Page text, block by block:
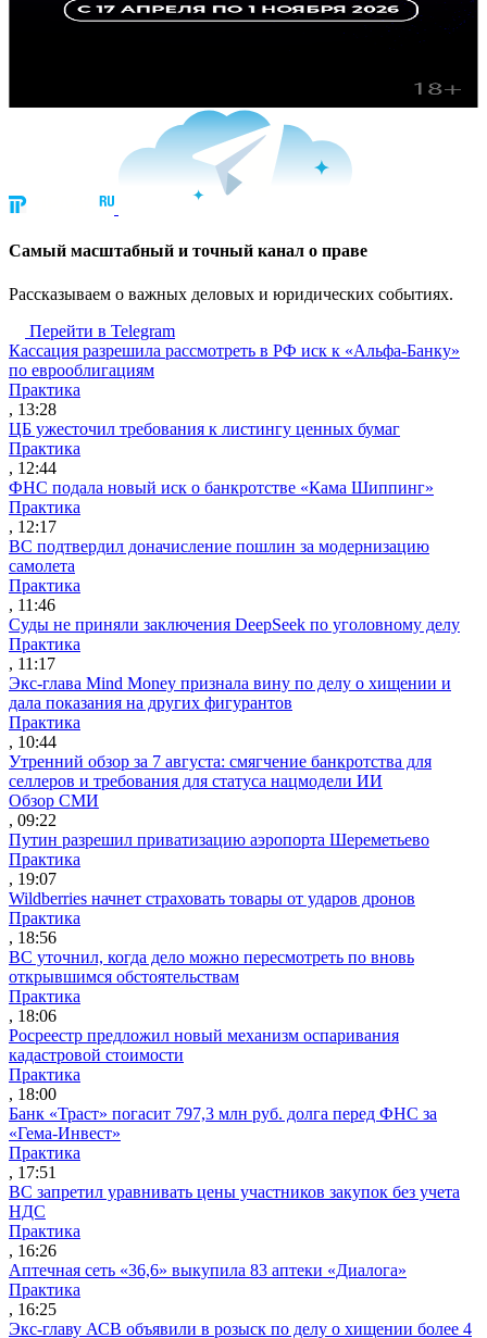
Cамый масштабный и точный канал о праве
Рассказываем о важных деловых и юридических событиях.
Перейти в Telegram
Кассация разрешила рассмотреть в РФ иск к «Альфа-Банку»
по еврооблигациям
Практика
, 13:28
ЦБ ужесточил требования к листингу ценных бумаг
Практика
, 12:44
ФНС подала новый иск о банкротстве «Кама Шиппинг»
Практика
, 12:17
ВС подтвердил доначисление пошлин за модернизацию
самолета
Практика
, 11:46
Суды не приняли заключения DeepSeek по уголовному делу
Практика
, 11:17
Экс-глава Mind Money признала вину по делу о хищении и
дала показания на других фигурантов
Практика
, 10:44
Утренний обзор за 7 августа: смягчение банкротства для
селлеров и требования для статуса нацмодели ИИ
Обзор СМИ
, 09:22
Путин разрешил приватизацию аэропорта Шереметьево
Практика
, 19:07
Wildberries начнет страховать товары от ударов дронов
Практика
, 18:56
ВС уточнил, когда дело можно пересмотреть по вновь
открывшимся обстоятельствам
Практика
, 18:06
Росреестр предложил новый механизм оспаривания
кадастровой стоимости
Практика
, 18:00
Банк «Траст» погасит 797,3 млн руб. долга перед ФНС за
«Гема-Инвест»
Практика
, 17:51
ВС запретил уравнивать цены участников закупок без учета
НДС
Практика
, 16:26
Аптечная сеть «36,6» выкупила 83 аптеки «Диалога»
Практика
, 16:25
Экс-главу АСВ объявили в розыск по делу о хищении более 4